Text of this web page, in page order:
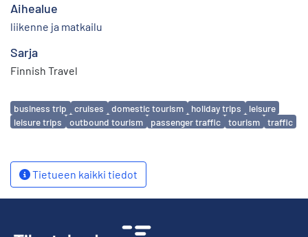
Aihealue
liikenne ja matkailu
Sarja
Finnish Travel
Avainsanat
business trip cruises domestic tourism holiday trips
leisure
leisure trips
outbound tourism passenger traffic tourism traffic
Tietueen kaikki tiedot